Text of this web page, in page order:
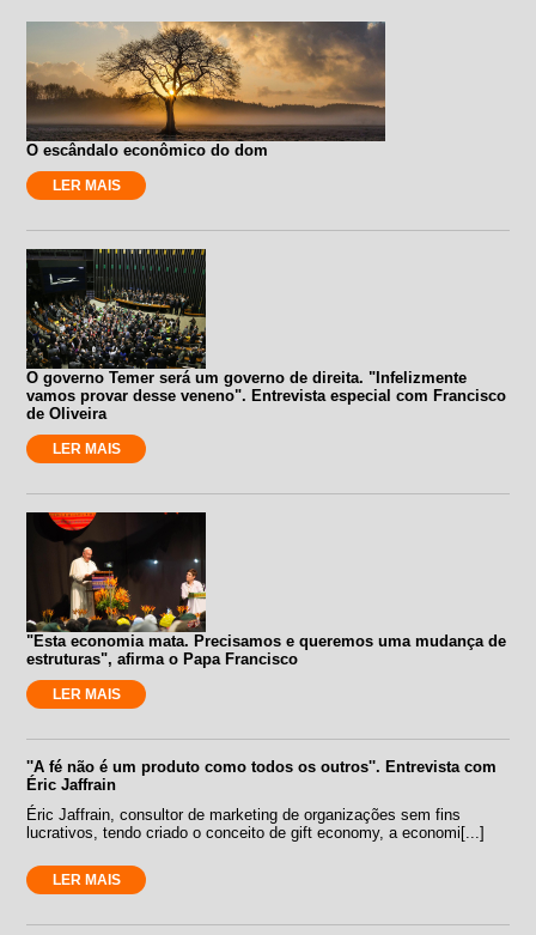
O escândalo econômico do dom
LER MAIS
O governo Temer será um governo de direita. "Infelizmente
vamos provar desse veneno". Entrevista especial com Francisco
de Oliveira
LER MAIS
"Esta economia mata. Precisamos e queremos uma mudança de
estruturas", afirma o Papa Francisco
LER MAIS
''A fé não é um produto como todos os outros''. Entrevista com
Éric Jaffrain
Éric Jaffrain, consultor de marketing de organizações sem fins
lucrativos, tendo criado o conceito de gift economy, a economi[...]
LER MAIS